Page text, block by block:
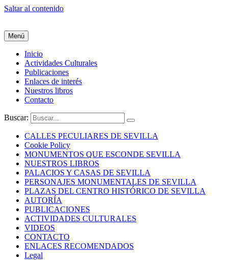
Saltar al contenido
Menú
Inicio
Actividades Culturales
Publicaciones
Enlaces de interés
Nuestros libros
Contacto
Buscar:
CALLES PECULIARES DE SEVILLA
Cookie Policy
MONUMENTOS QUE ESCONDE SEVILLA
NUESTROS LIBROS
PALACIOS Y CASAS DE SEVILLA
PERSONAJES MONUMENTALES DE SEVILLA
PLAZAS DEL CENTRO HISTÓRICO DE SEVILLA
AUTORÍA
PUBLICACIONES
ACTIVIDADES CULTURALES
VIDEOS
CONTACTO
ENLACES RECOMENDADOS
Legal